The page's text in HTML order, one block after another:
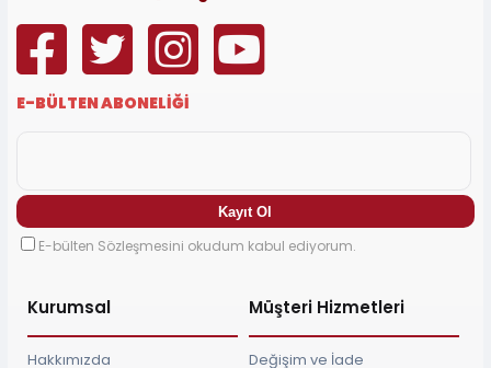
E-BÜLTEN ABONELİĞİ
E-bülten Sözleşmesini okudum kabul ediyorum.
Kurumsal
Hakkımızda
Müşteri Hizmetleri
Değişim ve İade